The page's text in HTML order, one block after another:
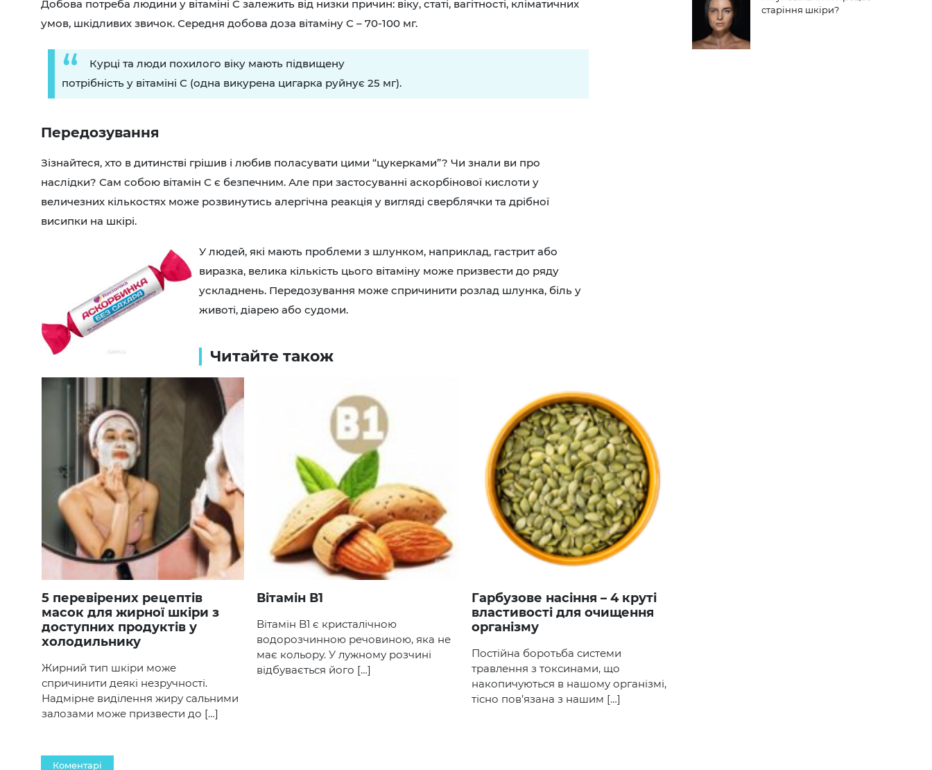
Добова потреба людини у вітаміні С залежить від низки причин: віку, статі, вагітності, кліматичних
умов, шкідливих звичок. Середня добова доза вітаміну С – 70-100 мг.
Курці та люди похилого віку мають підвищену
потрібність у вітаміні С (одна викурена цигарка руйнує 25 мг).
Передозування
Зізнайтеся, хто в дитинстві грішив і любив поласувати цими “цукерками”? Чи знали ви про
наслідки? Сам собою вітамін С є безпечним. Але при застосуванні аскорбінової кислоти у
величезних кількостях може розвинутись алергічна реакція у вигляді сверблячки та дрібної
висипки на шкірі.
У людей, які мають проблеми з шлунком, наприклад, гастрит або
виразка, велика кількість цього вітаміну може призвести до ряду
ускладнень. Передозування може спричинити розлад шлунка, біль у
животі, діарею або судоми.
Читайте також
5 перевірених рецептів
масок для жирної шкіри з
доступних продуктів у
холодильнику
Жирний тип шкіри може
спричинити деякі незручності.
Надмірне виділення жиру сальними
залозами може призвести до […]
Вітамін В1
Вітамін B1 є кристалічною
водорозчинною речовиною, яка не
має кольору. У лужному розчині
відбувається його […]
Гарбузове насіння – 4 круті
властивості для очищення
організму
Постійна боротьба системи
травлення з токсинами, що
накопичуються в нашому організмі,
тісно пов’язана з нашим […]
Коментарі
старіння шкіри?